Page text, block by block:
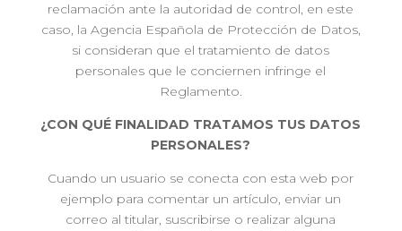
reclamación ante la autoridad de control, en este
caso, la Agencia Española de Protección de Datos,
si consideran que el tratamiento de datos
personales que le conciernen infringe el
Reglamento.
¿CON QUÉ FINALIDAD TRATAMOS TUS DATOS
PERSONALES?
Cuando un usuario se conecta con esta web por
ejemplo para comentar un artículo, enviar un
correo al titular, suscribirse o realizar alguna